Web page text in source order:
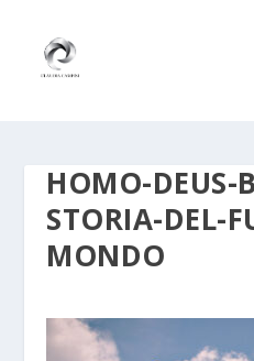
HOMO-DEUS-
STORIA-DEL-
MONDO